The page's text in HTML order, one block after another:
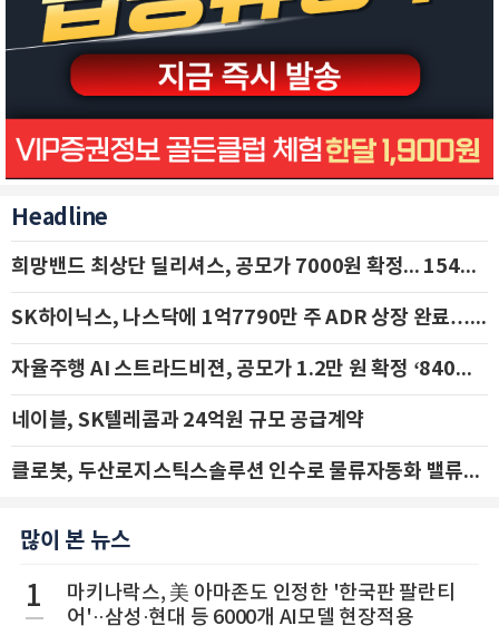
Headline
희망밴드 최상단 딜리셔스, 공모가 7000원 확정... 154억 규모 IPO 돌입
SK하이닉스, 나스닥에 1억7790만 주 ADR 상장 완료…29일 국내 추가 상장
자율주행 AI 스트라드비젼, 공모가 1.2만 원 확정 ‘840억 수혈’
네이블, SK텔레콤과 24억원 규모 공급계약
클로봇, 두산로지스틱스솔루션 인수로 물류자동화 밸류체인 확장 추진 - IBK투자증권
많이 본 뉴스
1
마키나락스, 美 아마존도 인정한 '한국판 팔란티
어'··삼성·현대 등 6000개 AI모델 현장적용